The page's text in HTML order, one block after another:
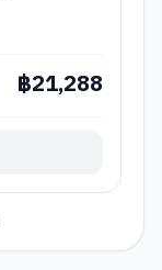
฿21,288